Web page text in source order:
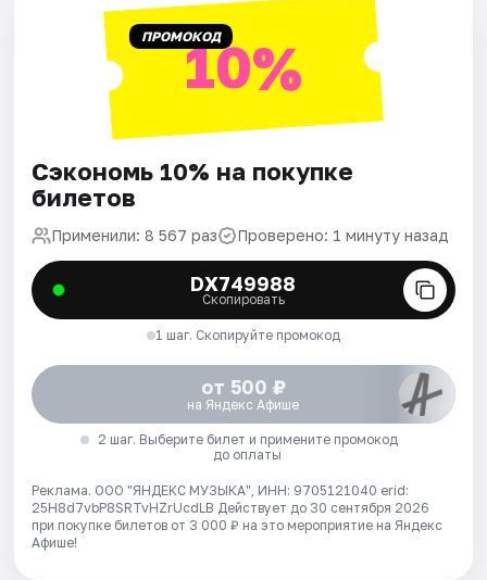
ПРОМОКОД10%
Сэкономь 10% на покупке
билетов
Применили: 8 567 раз Проверено: 1 минуту назад
DX749988
Скопировать
1 шаг. Скопируйте промокод
от 500 ₽
на Яндекс Афише
2 шаг. Выберите билет и примените промокод
до оплаты
Реклама. ООО "ЯНДЕКС МУЗЫКА", ИНН: 9705121040 erid:
25H8d7vbP8SRTvHZrUcdLB Действует до 30 сентября 2026
при покупке билетов от 3 000 ₽ на это мероприятие на Яндекс
Афише!